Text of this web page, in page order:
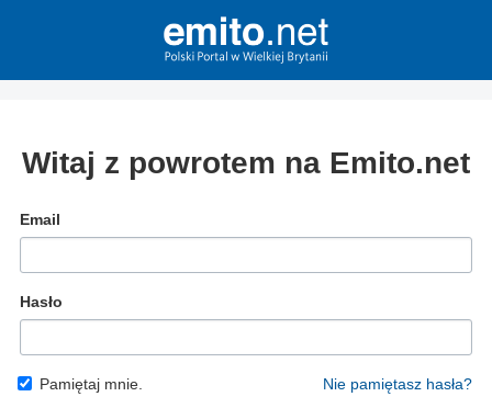
Witaj z powrotem na Emito.net
Email
Hasło
Pamiętaj mnie. Nie pamiętasz hasła?